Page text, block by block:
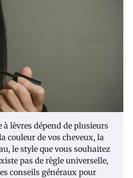
à lèvres dépend de plusieurs
couleur de vos cheveux, la
le style que vous souhaitez
pas de règle universelle,
conseils généraux pour